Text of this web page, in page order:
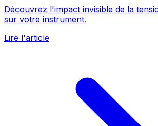
Découvrez l'impact invisible de la
sur votre instrument.
Lire l'article